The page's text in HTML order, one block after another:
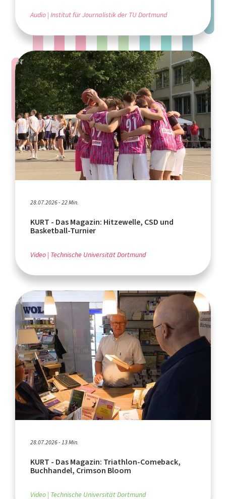
Audio Institut für Journalistik der TU Dortmund
28.07.2026 - 22 Min.
KURT - Das Magazin: Hitzewelle, CSD und
Basketball-Turnier
Video Technische Universität Dortmund
28.07.2026 - 13 Min.
KURT - Das Magazin: Triathlon-Comeback,
Buchhandel, Crimson Bloom
Video Technische Universität Dortmund